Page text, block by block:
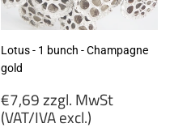
Lotus - 1 bunch - Champagne
gold
Regular
price
€7,69 zzgl. MwSt
(VAT/IVA excl.)